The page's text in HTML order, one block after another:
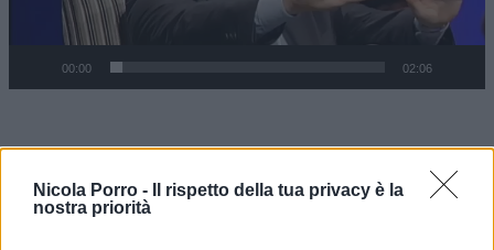
Nicola Porro -
Il rispetto della tua privacy è la
nostra priorità
00:00 02:06
“Ma se perde, che mestiere fa?”